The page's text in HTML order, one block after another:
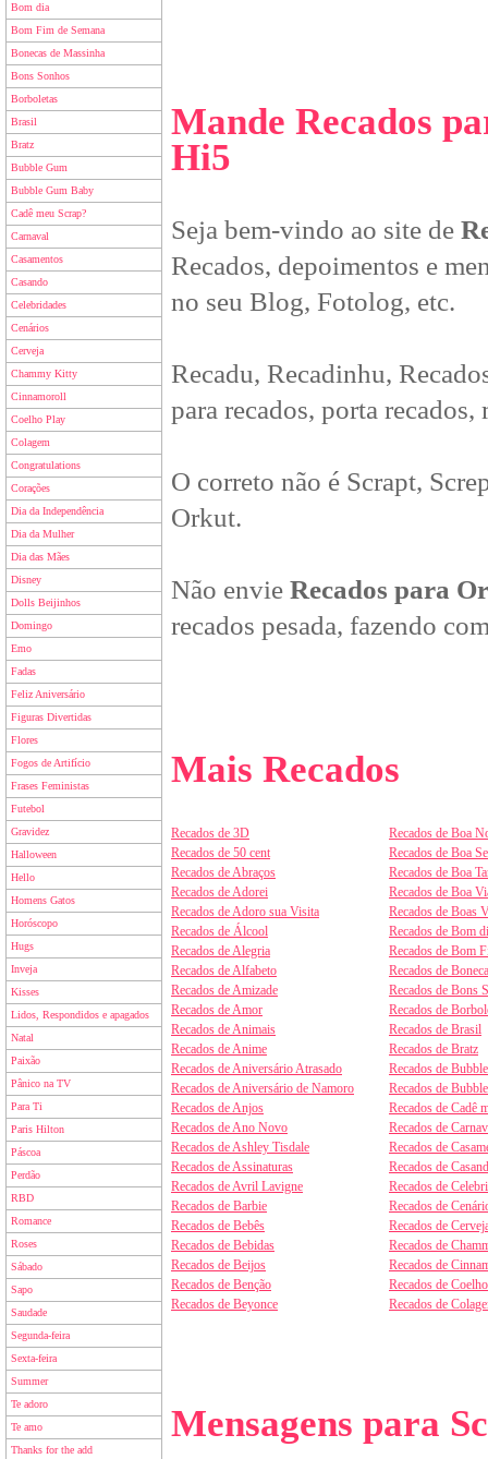
Bom dia
Bom Fim de Semana
Bonecas de Massinha
Bons Sonhos
Borboletas
Brasil
Bratz
Bubble Gum
Bubble Gum Baby
Cadê meu Scrap?
Carnaval
Casamentos
Casando
Celebridades
Cenários
Cerveja
Chammy Kitty
Cinnamoroll
Coelho Play
Colagem
Congratulations
Corações
Dia da Independência
Dia da Mulher
Dia das Mães
Disney
Dolls Beijinhos
Domingo
Emo
Fadas
Feliz Aniversário
Figuras Divertidas
Flores
Fogos de Artifício
Frases Feministas
Futebol
Gravidez
Halloween
Hello
Homens Gatos
Horóscopo
Hugs
Inveja
Kisses
Lidos, Respondidos e apagados
Natal
Paixão
Pânico na TV
Para Ti
Paris Hilton
Páscoa
Perdão
RBD
Romance
Roses
Sábado
Sapo
Saudade
Segunda-feira
Sexta-feira
Summer
Te adoro
Te amo
Thanks for the add
Mande Recados
Hi5
Seja bem-vindo ao site de
Recados, depoimentos e
no seu Blog, Fotolog, etc.
Recadu, Recadinhu,
para recados, porta
O correto não é Scrapt,
Orkut.
Não envie Recados para
recados pesada, fazendo
Mais Recados
Recados de 3D
Recados de 50 cent
Recados de Abraços
Recados de Adorei
Recados de Adoro sua Visita
Recados de Álcool
Recados de Alegria
Recados de Alfabeto
Recados de Amizade
Recados de Amor
Recados de Animais
Recados de Anime
Recados de Aniversário Atrasado
Recados de Aniversário de Namoro
Recados de Anjos
Recados de Ano Novo
Recados de Ashley Tisdale
Recados de Assinaturas
Recados de Avril Lavigne
Recados de Barbie
Recados de Bebês
Recados de Bebidas
Recados de Beijos
Recados de Benção
Recados de Beyonce
Recados de Boa
Recados de Boa
Recados de Boa
Recados de Boa
Recados de Boas
Recados de Bom
Recados de Bom
Recados de
Recados de Bons
Recados de
Recados de Brasil
Recados de Bratz
Recados de
Recados de
Recados de Cadê
Recados de
Recados de
Recados de
Recados de
Recados de
Recados de
Recados de
Recados de
Recados de
Recados de
Mensagens para